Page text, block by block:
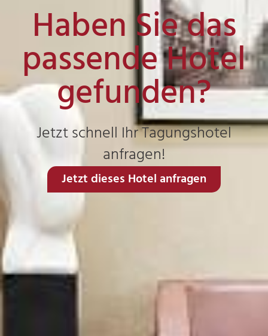
Haben Sie das
passende Hotel
gefunden?
Jetzt schnell Ihr Tagungshotel
anfragen!
Jetzt dieses Hotel anfragen